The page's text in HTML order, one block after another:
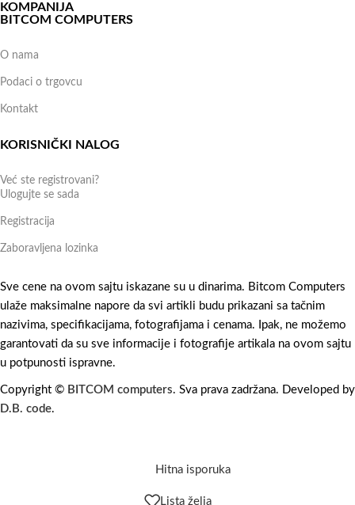
KOMPANIJA
BITCOM COMPUTERS
O nama
Podaci o trgovcu
Kontakt
KORISNIČKI NALOG
Već ste registrovani?
Ulogujte se sada
Registracija
Zaboravljena lozinka
Sve cene na ovom sajtu iskazane su u dinarima. Bitcom Computers
ulaže maksimalne napore da svi artikli budu prikazani sa tačnim
nazivima, specifikacijama, fotografijama i cenama. Ipak, ne možemo
garantovati da su sve informacije i fotografije artikala na ovom sajtu
u potpunosti ispravne.
Copyright © BITCOM computers. Sva prava zadržana. Developed by
D.B. code.
Hitna isporuka
Lista želja